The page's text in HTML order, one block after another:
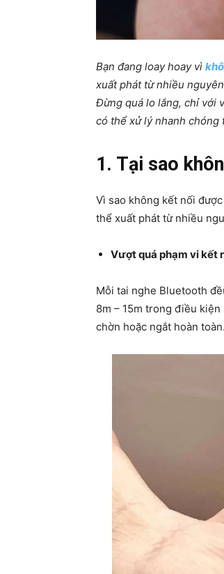
Bạn đang loay hoay vì
xuất phát từ nhiều
Đừng quá lo lắng, chỉ với
có thể xử lý nhanh chóng
1. Tại sao
Vì sao không kết nối
thể xuất phát từ nhiều
Vượt quá phạm vi kết
Mỗi tai nghe Bluetooth
8m – 15m trong điều
chờn hoặc ngắt hoàn toàn.